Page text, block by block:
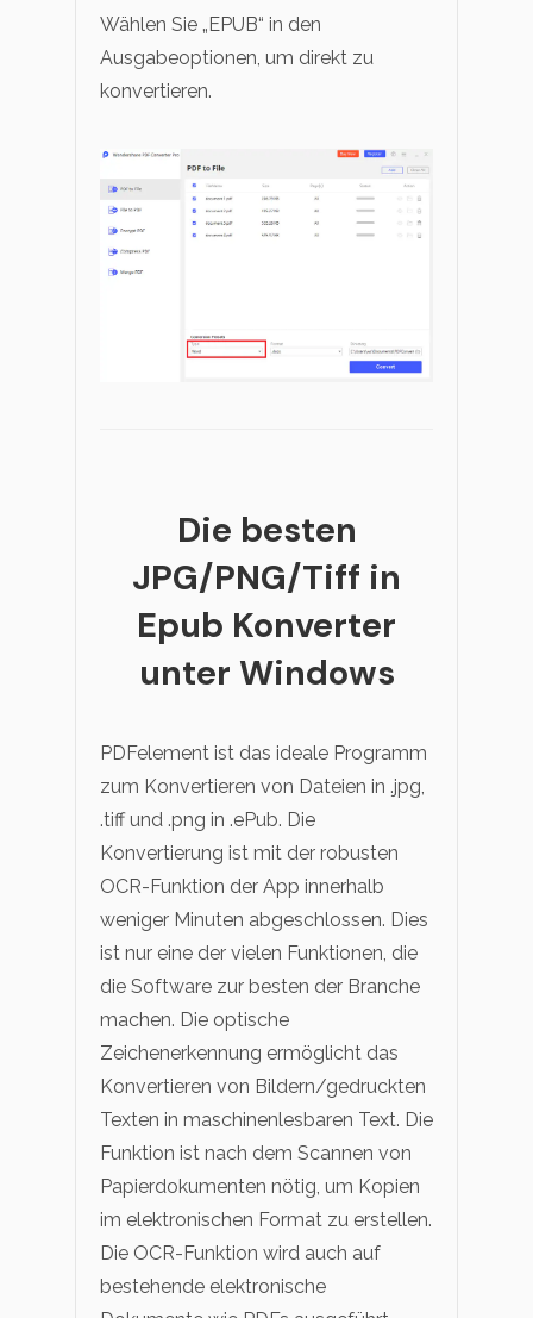
Wählen Sie „EPUB“ in den
Ausgabeoptionen, um direkt zu
konvertieren.
Die besten
JPG/PNG/Tiff in
Epub Konverter
unter Windows
PDFelement ist das ideale Programm
zum Konvertieren von Dateien in .jpg,
.tiff und .png in .ePub. Die
Konvertierung ist mit der robusten
OCR-Funktion der App innerhalb
weniger Minuten abgeschlossen. Dies
ist nur eine der vielen Funktionen, die
die Software zur besten der Branche
machen. Die optische
Zeichenerkennung ermöglicht das
Konvertieren von Bildern/gedruckten
Texten in maschinenlesbaren Text. Die
Funktion ist nach dem Scannen von
Papierdokumenten nötig, um Kopien
im elektronischen Format zu erstellen.
Die OCR-Funktion wird auch auf
bestehende elektronische